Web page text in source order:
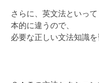
さらに、英文法といっ
本的に違うので、
必要な正しい文法知識